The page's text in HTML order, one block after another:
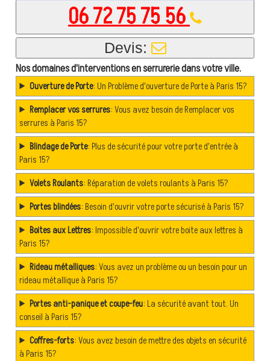
06 72 75 75 56
Devis:
Nos domaines d'interventions en serrurerie dans votre ville.
Ouverture de Porte: Un Problème d'ouverture de Porte à Paris 15?
Remplacer vos serrures: Vous avez besoin de Remplacer vos
serrures à Paris 15?
Blindage de Porte: Plus de sécurité pour votre porte d'entrée à
Paris 15?
Volets Roulants: Réparation de volets roulants à Paris 15?
Portes blindées: Besoin d'ouvrir votre porte sécurisé à Paris 15?
Boites aux Lettres: Impossible d'ouvrir votre boite aux lettres à
Paris 15?
Rideau métalliques: Vous avez un problème ou un besoin pour un
rideau métallique à Paris 15?
Portes anti-panique et coupe-feu: La sécurité avant tout. Un
conseil à Paris 15?
Coffres-forts: Vous avez besoin de mettre des objets en sécurité
à Paris 15?